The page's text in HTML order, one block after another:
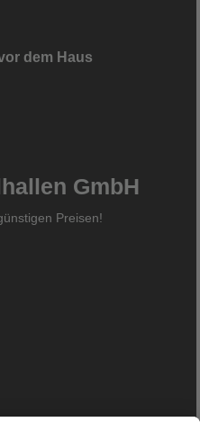
dem Haus
GmbH
Preisen!